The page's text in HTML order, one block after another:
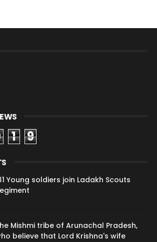
1 9
Young soldiers join Ladakh Scouts
Mishmi tribe of Arunachal Pradesh,
believe that Lord Krishna's wife